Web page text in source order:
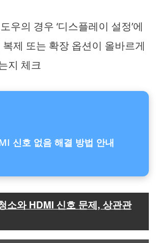
우의 경우 ‘디스플레이 설정’에
복제 또는 확장 옵션이 올바르게
지 체크
신호 없음 해결 방법 안내
소와 HDMI 신호 문제, 상관관